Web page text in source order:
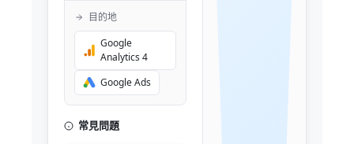
目的地
Google
Analytics 4
Google Ads
常見問題